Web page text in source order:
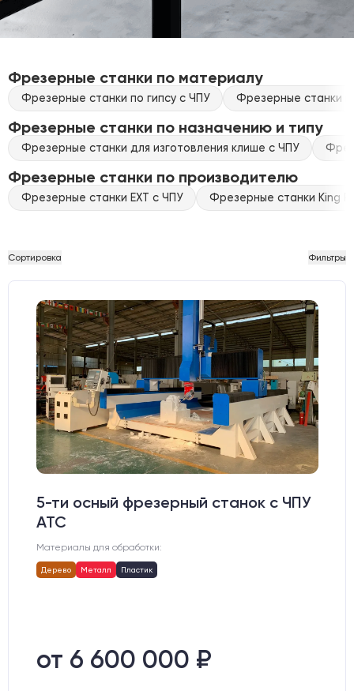
Фрезерные станки по материалу
Фрезерные станки по гипсу с ЧПУ Фрезерные станки
Фрезерные станки по назначению и типу
Фрезерные станки для изготовления клише с ЧПУ
Фрезерные станки по производителю
Фрезерные станки EXT с ЧПУ Фрезерные станки King
Сортировка Фильтры
5-ти осный фрезерный станок с ЧПУ
АТС
Материалы для обработки:
Дерево Металл Пластик
от 6 600 000 ₽